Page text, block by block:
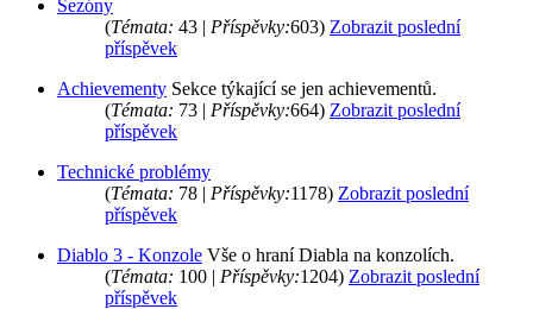
Sezóny
(Témata: 43 | Příspěvky:603) Zobrazit poslední
příspěvek
Achievementy Sekce týkající se jen achievementů.
(Témata: 73 | Příspěvky:664) Zobrazit poslední
příspěvek
Technické problémy
(Témata: 78 | Příspěvky:1178) Zobrazit poslední
příspěvek
Diablo 3 - Konzole Vše o hraní Diabla na konzolích.
(Témata: 100 | Příspěvky:1204) Zobrazit poslední
příspěvek